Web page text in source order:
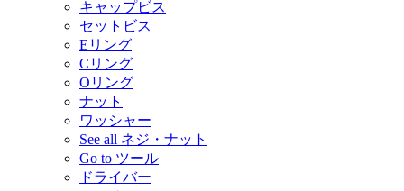
キャップビス
セットビス
Eリング
Cリング
Oリング
ナット
ワッシャー
See all ネジ・ナット
Go to ツール
ドライバー